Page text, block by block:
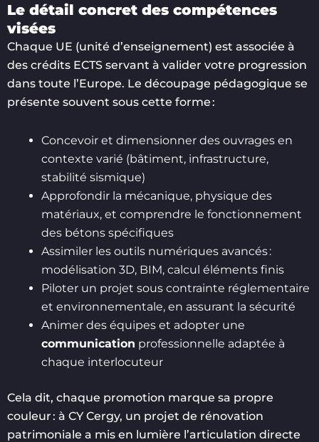
Le détail concret des compétences
visées
Chaque UE (unité d’enseignement) est associée à
des crédits ECTS servant à valider votre progression
dans toute l’Europe. Le découpage pédagogique se
présente souvent sous cette forme :
Concevoir et dimensionner des ouvrages en
contexte varié (bâtiment, infrastructure,
stabilité sismique)
Approfondir la mécanique, physique des
matériaux, et comprendre le fonctionnement
des bétons spécifiques
Assimiler les outils numériques avancés :
modélisation 3D, BIM, calcul éléments finis
Piloter un projet sous contrainte réglementaire
et environnementale, en assurant la sécurité
Animer des équipes et adopter une
communication professionnelle adaptée à
chaque interlocuteur
Cela dit, chaque promotion marque sa propre
couleur : à CY Cergy, un projet de rénovation
patrimoniale a mis en lumière l’articulation directe